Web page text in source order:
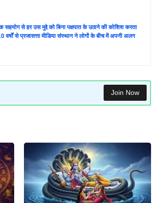
से हर उस मुद्दे को बिना पक्षपात के उठाने की कोशिश करता
वर्षों से प्रजासत्ता मीडिया संस्थान ने लोगों के बीच में अपनी अलग
Join Now